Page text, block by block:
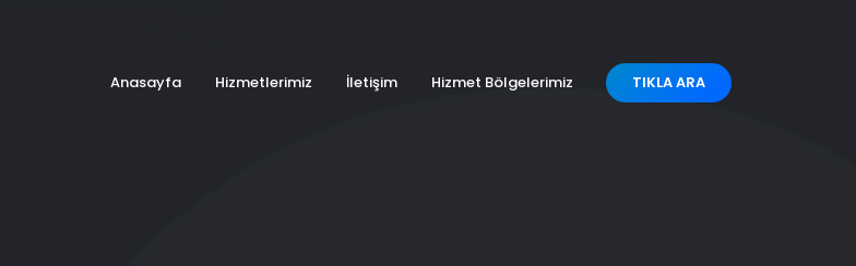
Anasayfa Hizmetlerimiz İletişim Hizmet Bölgelerimiz TIKLA ARA